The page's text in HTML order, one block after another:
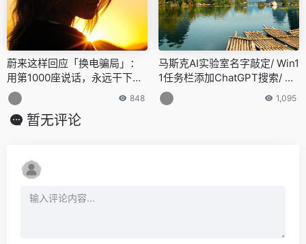
蔚来这样回应「换电骗局」：
用第1000座说话，永远干下
去，干到他们提不出要求蔚来
这样回应「换电骗局」：永远
干下去，干到他们提不出要求
848
马斯克AI实验室名字敲定/ Win1
1任务栏添加ChatGPT搜索/ 沃
尔玛限制员工使用ChatGPT…
今日更多新鲜事在此
1,095
暂无评论